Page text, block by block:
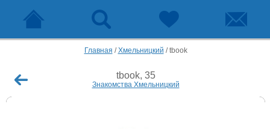
Главная /Хмельницкий /tbook
tbook, 35
Знакомства Хмельницкий